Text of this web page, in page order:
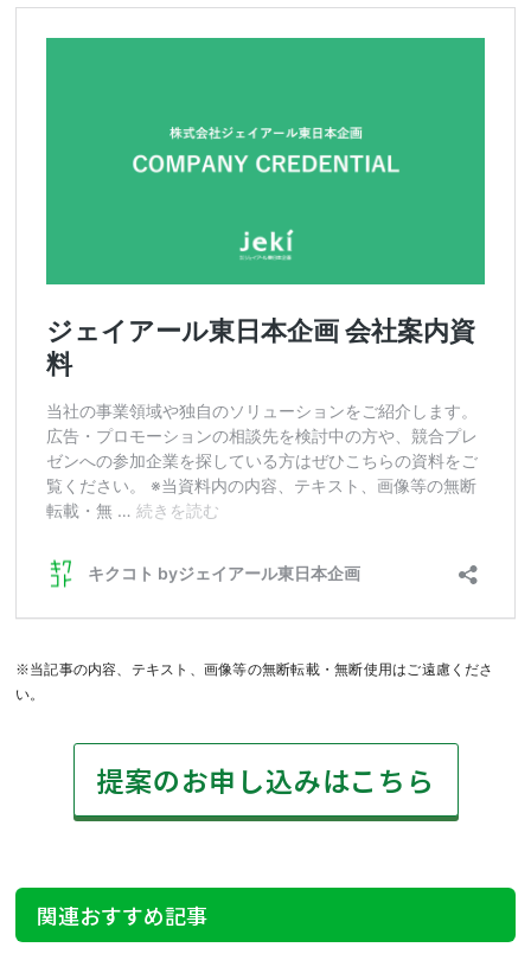
※当記事の内容、テキスト、画像等の無断転載・無断使用はご遠慮くださ
い。
提案のお申し込みはこちら
関連おすすめ記事